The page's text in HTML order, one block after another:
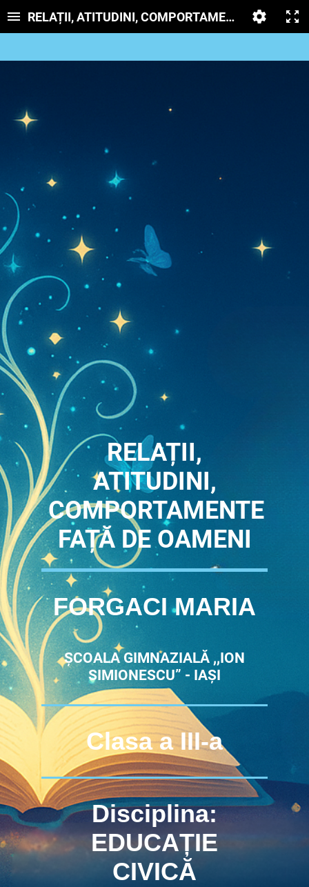
RELAȚII, ATITUDINI, COMPORTAMENTE FAȚĂ DE
RELAȚII,
ATITUDINI,
COMPORTAMENTE
FAȚĂ DE OAMENI
FORGACI MARIA
ȘCOALA GIMNAZIALĂ ,,ION
SIMIONESCU” - IAȘI
Clasa a III-a
Disciplina:
EDUCAȚIE
CIVICĂ